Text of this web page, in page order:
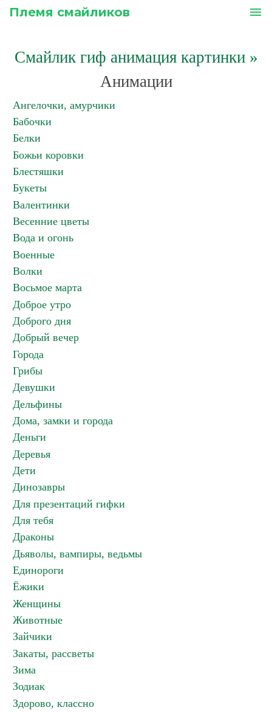
Племя смайликов menu
Смайлик гиф анимация картинки»
Анимации
Ангелочки, амурчики
Бабочки
Белки
Божьи коровки
Блестяшки
Букеты
Валентинки
Весенние цветы
Вода и огонь
Военные
Волки
Восьмое марта
Доброе утро
Доброго дня
Добрый вечер
Города
Грибы
Девушки
Дельфины
Дома, замки и города
Деньги
Деревья
Дети
Динозавры
Для презентаций гифки
Для тебя
Драконы
Дьяволы, вампиры, ведьмы
Единороги
Ёжики
Женщины
Животные
Зайчики
Закаты, рассветы
Зима
Зодиак
Здорово, классно